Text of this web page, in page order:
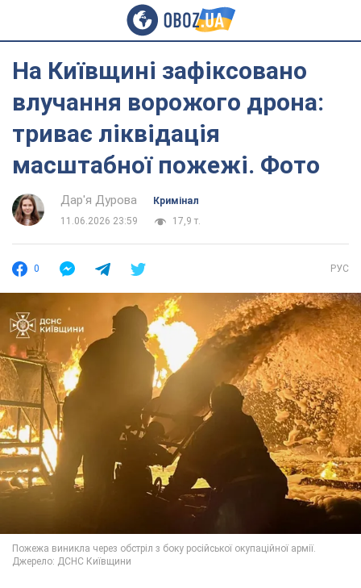
На Київщині зафіксовано
влучання ворожого дрона:
триває ліквідація
масштабної пожежі. Фото
Дар'я Дурова
Кримінал
11.06.2026 23:59
17,9 т.
0 РУС